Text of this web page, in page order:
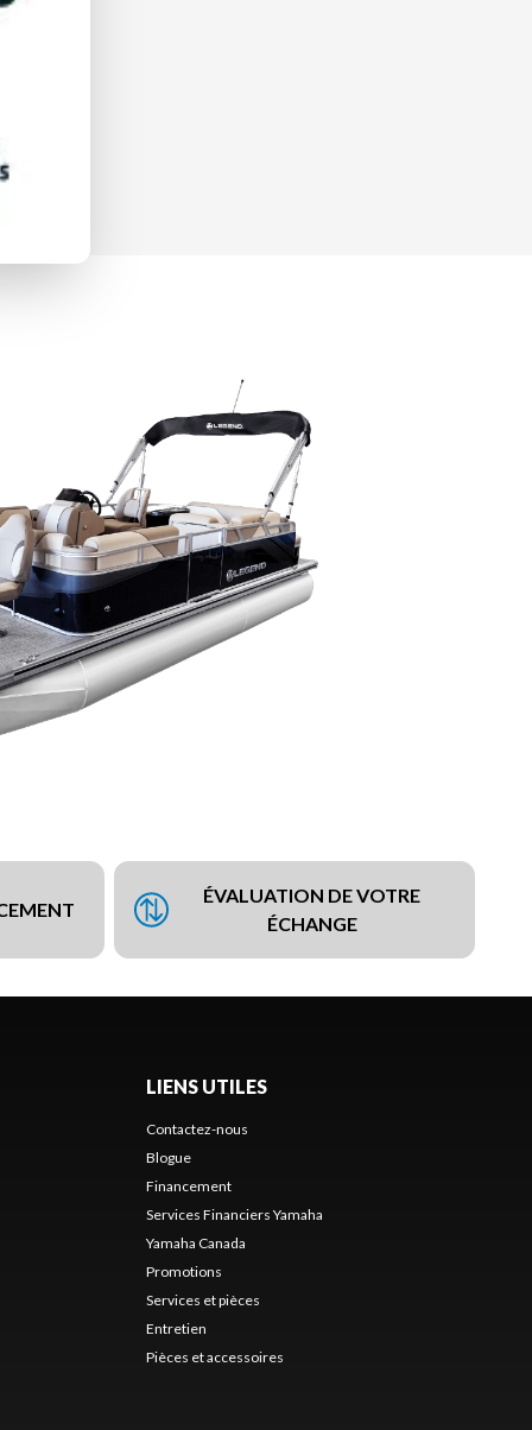
ÉVALUATION DE VOTRE
ÉCHANGE
LIENS UTILES
Contactez-nous
Blogue
Financement
Services Financiers Yamaha
Yamaha Canada
Promotions
Services et pièces
Entretien
Pièces et accessoires